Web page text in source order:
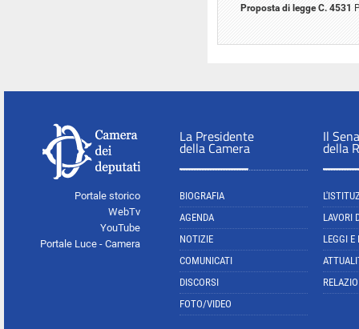
Proposta di legge C. 4531
Portale storico
WebTv
YouTube
Portale Luce - Camera
La Presidente
della Camera
BIOGRAFIA
AGENDA
NOTIZIE
COMUNICATI
DISCORSI
FOTO/VIDEO
Il
della
LAVORI
LEGGI E